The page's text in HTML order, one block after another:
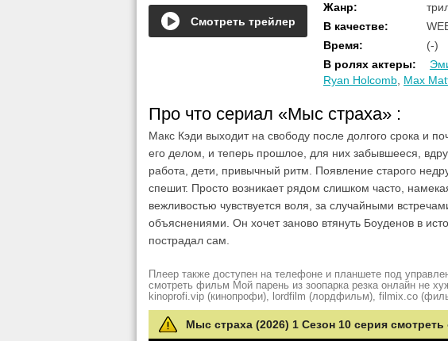
Смотреть трейлер
Жанр:
В качестве:
Время:
(-)
В ролях актеры:
Ryan Holcomb Max
Про что сериал «Мыс страха» :
Макс Кэди выходит на свободу после долгого срока и
его делом, и теперь прошлое, для них забывшееся,
работа, дети, привычный ритм. Появление старого
спешит. Просто возникает рядом слишком часто,
вежливостью чувствуется воля, за случайными
объяснениями. Он хочет заново втянуть Боуденов в
пострадал сам.
Плеер также доступен на телефоне и планшете под
смотреть фильм Мой парень из зоопарка резка онлайн не
kinoprofi.vip (кинопрофи), lordfilm (лордфильм), filmix.co
Мыс страха (2026) 1 Сезон 10 серия смотреть